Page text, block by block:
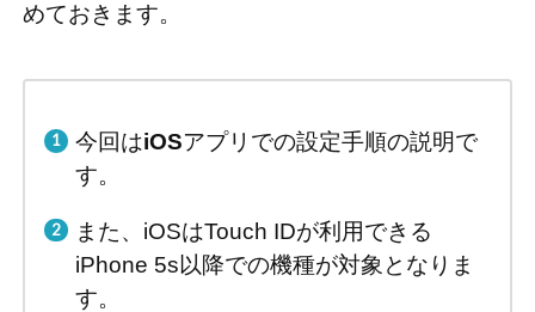
めておきます。
今回はiOSアプリでの設定手順の説明で
す。
また、iOSはTouch IDが利用できる
iPhone 5s以降での機種が対象となりま
す。